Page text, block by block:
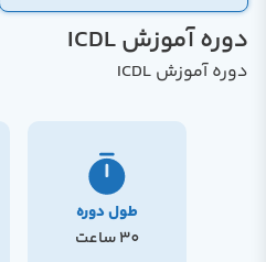
دوره آموزش ICDL
دوره آموزش ICDL
طول دوره
30 ساعت